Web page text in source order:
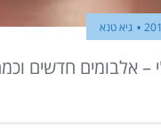
גיא טנא
– אלבומים חדשים